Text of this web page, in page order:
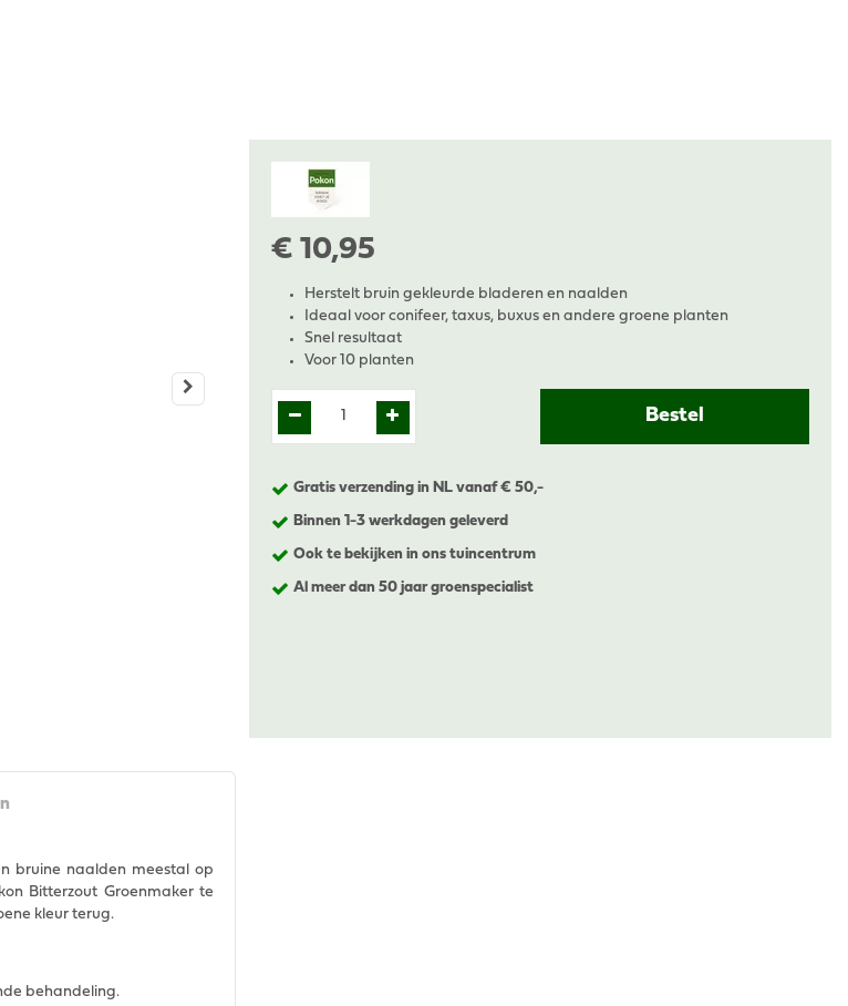
€ 10,95
Herstelt bruin gekleurde bladeren en naalden
Ideaal voor conifeer, taxus, buxus en andere groene planten
Snel resultaat
Voor 10 planten
Gratis verzending in NL vanaf € 50,-
Binnen 1-3 werkdagen geleverd
Ook te bekijken in ons tuincentrum
Al meer dan 50 jaar groenspecialist
bruine naalden meestal op
Bitterzout Groenmaker te
kleur terug.
behandeling.